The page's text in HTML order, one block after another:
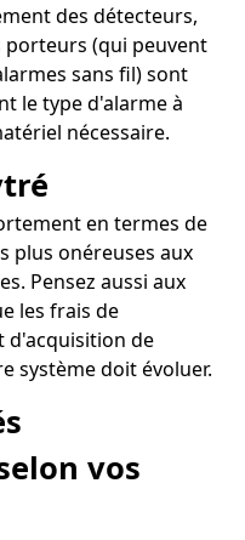
des détecteurs,
porteurs (qui peuvent
sans fil) sont
le type d'alarme à
nécessaire.
en termes de
plus onéreuses aux
Pensez aussi aux
les frais de
d'acquisition de
système doit évoluer.
vos